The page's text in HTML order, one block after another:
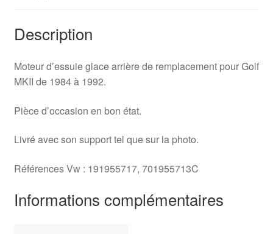
Description
Moteur d’essuie glace arrière de remplacement pour Golf
MKII de 1984 à 1992.
Pièce d’occasion en bon état.
Livré avec son support tel que sur la photo.
Références Vw : 191955717, 701955713C
Informations complémentaires